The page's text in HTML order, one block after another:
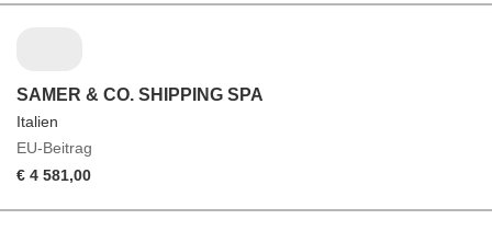
SAMER & CO. SHIPPING SPA
Italien
EU-Beitrag
€ 4 581,00